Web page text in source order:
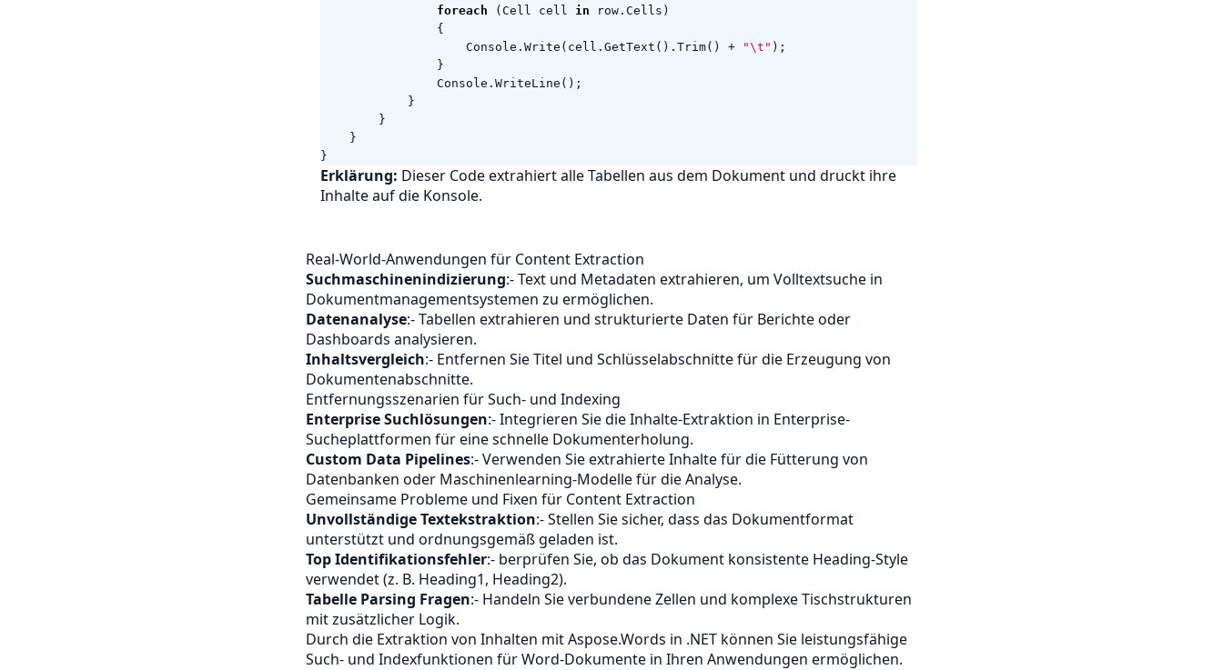
foreach
( Cell cell in row . Cells )
{
Console . Write ( cell . GetText (). Trim() + "\t" );
}
Console . WriteLine ();
}
}
}
}
Erklärung: Dieser Code extrahiert alle Tabellen aus dem Dokument und druckt ihre
Inhalte auf die Konsole.
Real-World-Anwendungen für Content Extraction
Suchmaschinenindizierung:- Text und Metadaten extrahieren, um Volltextsuche in
Dokumentmanagementsystemen zu ermöglichen.
Datenanalyse:- Tabellen extrahieren und strukturierte Daten für Berichte oder
Dashboards analysieren.
Inhaltsvergleich:- Entfernen Sie Titel und Schlüsselabschnitte für die Erzeugung von
Dokumentenabschnitte.
Entfernungsszenarien für Such- und Indexing
Enterprise Suchlösungen:- Integrieren Sie die Inhalte-Extraktion in Enterprise-
Sucheplattformen für eine schnelle Dokumenterholung.
Custom Data Pipelines:- Verwenden Sie extrahierte Inhalte für die Fütterung von
Datenbanken oder Maschinenlearning-Modelle für die Analyse.
Gemeinsame Probleme und Fixen für Content Extraction
Unvollständige Textekstraktion:- Stellen Sie sicher, dass das Dokumentformat
unterstützt und ordnungsgemäß geladen ist.
Top Identifikationsfehler:- berprüfen Sie, ob das Dokument konsistente Heading-Style
verwendet (z. B. Heading1, Heading2).
Tabelle Parsing Fragen:- Handeln Sie verbundene Zellen und komplexe Tischstrukturen
mit zusätzlicher Logik.
Durch die Extraktion von Inhalten mit Aspose.Words in .NET können Sie leistungsfähige
Such- und Indexfunktionen für Word-Dokumente in Ihren Anwendungen ermöglichen.